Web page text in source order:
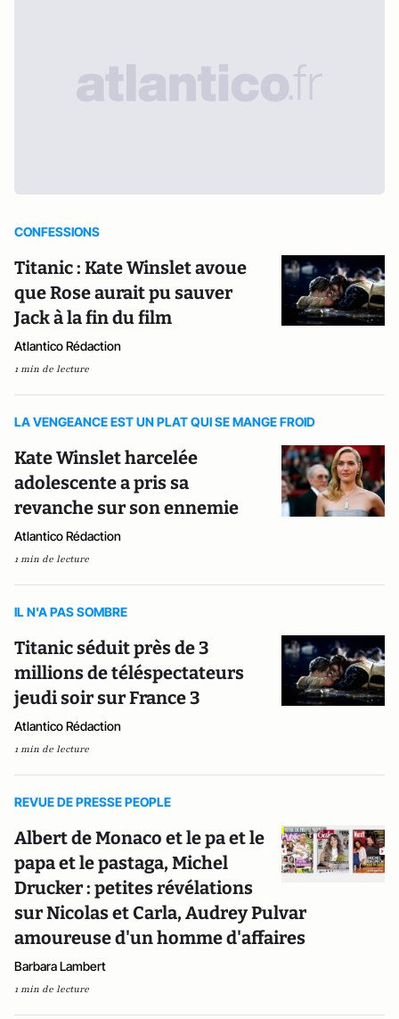
CONFESSIONS
Titanic : Kate Winslet avoue
que Rose aurait pu sauver
Jack à la fin du film
Atlantico Rédaction
1 min de lecture
LA VENGEANCE EST UN PLAT QUI SE MANGE FROID
Kate Winslet harcelée
adolescente a pris sa
revanche sur son ennemie
Atlantico Rédaction
1 min de lecture
IL N'A PAS SOMBRE
Titanic séduit près de 3
millions de téléspectateurs
jeudi soir sur France 3
Atlantico Rédaction
1 min de lecture
REVUE DE PRESSE PEOPLE
Albert de Monaco et le pa et le
papa et le pastaga, Michel
Drucker : petites révélations
sur Nicolas et Carla, Audrey Pulvar
amoureuse d'un homme d'affaires
Barbara Lambert
1 min de lecture